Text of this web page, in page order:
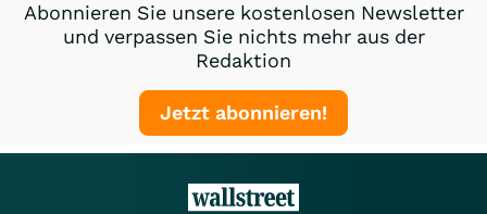
Abonnieren Sie unsere kostenlosen Newsletter
und verpassen Sie nichts mehr aus der
Redaktion
Jetzt abonnieren!